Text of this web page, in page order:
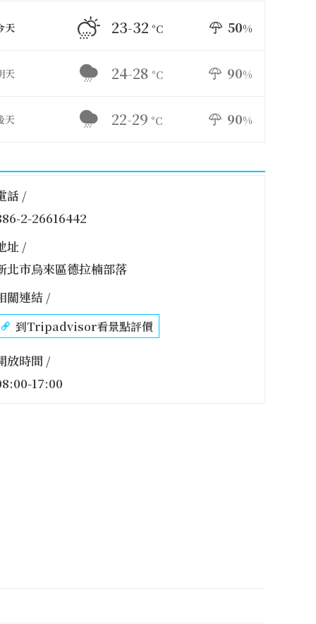
天 23-32 °C 50%
天 24-28 °C 90%
天 22-29 °C 90%
話 /
2-26616442
址 /
北市烏來區德拉楠部落
關連結 /
到Tripadvisor看景點評價
放時間 /
17:00